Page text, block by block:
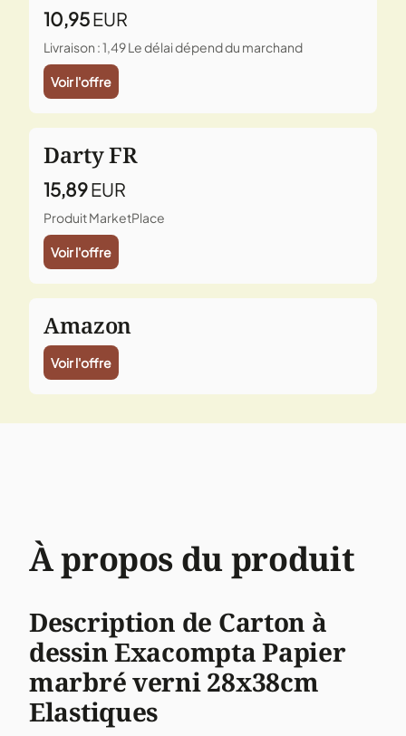
10,95EUR
Livraison : 1,49Le délai dépend du marchand
Voir l'offre
Darty FR
15,89EUR
Produit MarketPlace
Voir l'offre
Amazon
Voir l'offre
À propos du produit
Description de Carton à
dessin Exacompta Papier
marbré verni 28x38cm
Elastiques